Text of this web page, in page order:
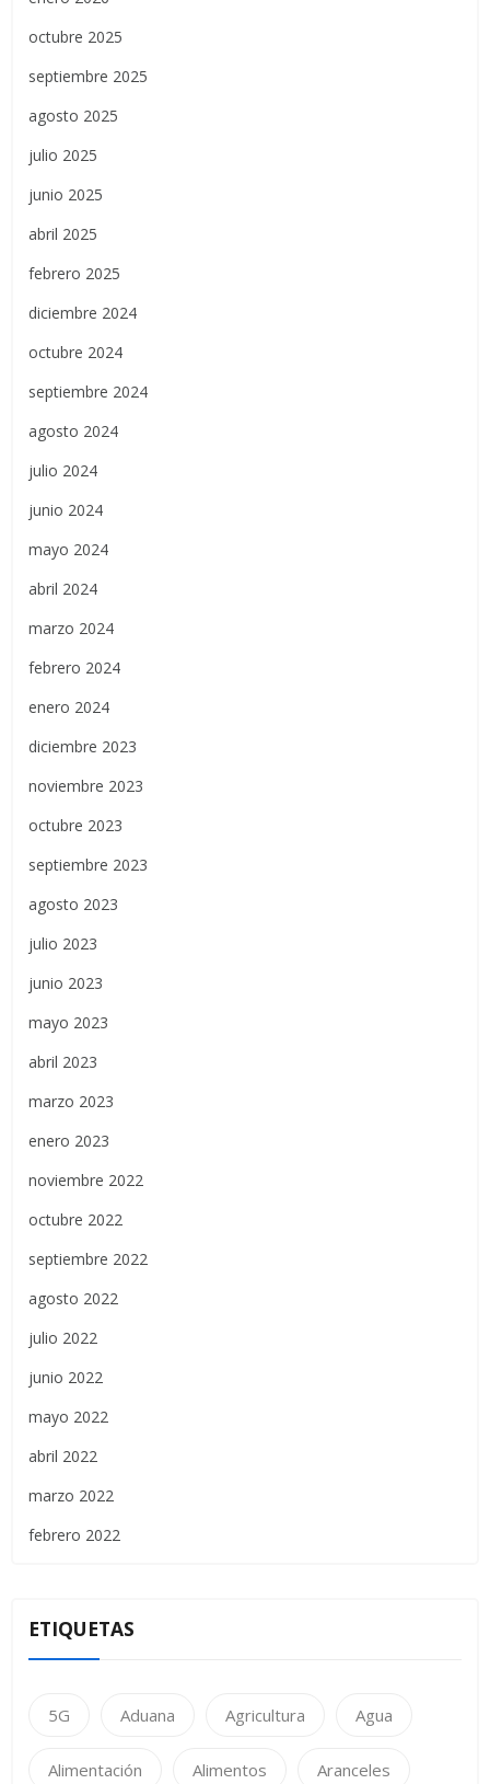
octubre 2025
septiembre 2025
agosto 2025
julio 2025
junio 2025
abril 2025
febrero 2025
diciembre 2024
octubre 2024
septiembre 2024
agosto 2024
julio 2024
junio 2024
mayo 2024
abril 2024
marzo 2024
febrero 2024
enero 2024
diciembre 2023
noviembre 2023
octubre 2023
septiembre 2023
agosto 2023
julio 2023
junio 2023
mayo 2023
abril 2023
marzo 2023
enero 2023
noviembre 2022
octubre 2022
septiembre 2022
agosto 2022
julio 2022
junio 2022
mayo 2022
abril 2022
marzo 2022
febrero 2022
ETIQUETAS
5G Aduana Agricultura Agua
Alimentación Alimentos Aranceles